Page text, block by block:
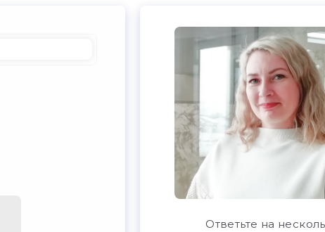
Ответьте на